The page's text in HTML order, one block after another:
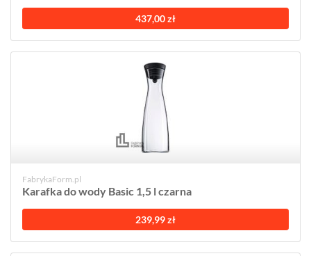
437,00 zł
FabrykaForm.pl
Karafka do wody Basic 1,5 l czarna
239,99 zł